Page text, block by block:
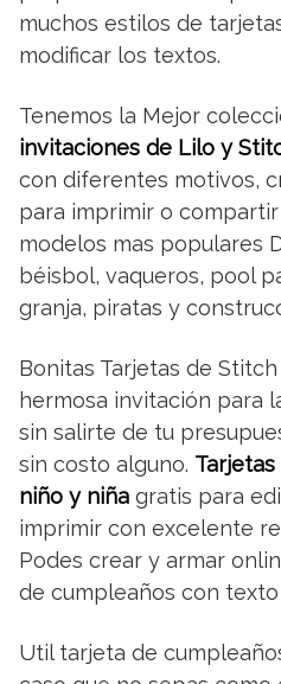
muchos estilos de
modificar los textos.
Tenemos la Mejor
invitaciones de Lilo y
con diferentes motivos,
para imprimir o
modelos mas populares
béisbol, vaqueros, pool
granja, piratas y
Bonitas Tarjetas de
hermosa invitación para
sin salirte de tu
sin costo alguno.
niño y niña gratis para
imprimir con excelente
Podes crear y armar
de cumpleaños con
Util tarjeta de